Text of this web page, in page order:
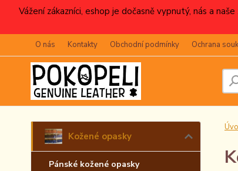
Vážení zákazníci, eshop je dočasně vypnutý, nás a
O nás Kontakty Obchodní podmínky Ochrana
Kožené opasky
Pánské kožené opasky